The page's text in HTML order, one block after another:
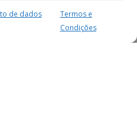
de dados
Termos e
Condições